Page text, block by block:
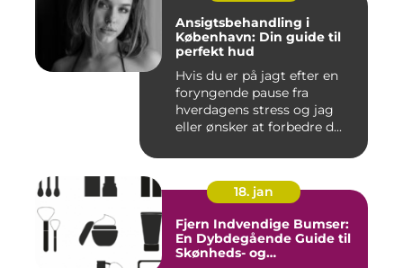
Ansigtsbehandling i
København: Din guide til
perfekt hud
Hvis du er på jagt efter en
foryngende pause fra
hverdagens stress og jag
eller ønsker at forbedre d...
18. jan
Fjern Indvendige Bumser:
En Dybdegående Guide til
Skønheds- og